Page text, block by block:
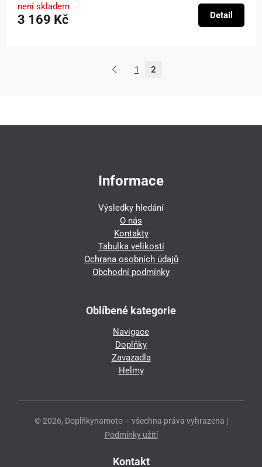
není skladem
3 169 Kč Detail
1 2
Informace
Výsledky hledání
O nás
Kontakty
Tabulka velikostí
Ochrana osobních údajů
Obchodní podmínky
Oblíbené kategorie
Navigace
Doplňky
Zavazadla
Helmy
© 2026, Doplňkynamoto – všechna práva vyhrazena |
Podmínky užití
Kontakt